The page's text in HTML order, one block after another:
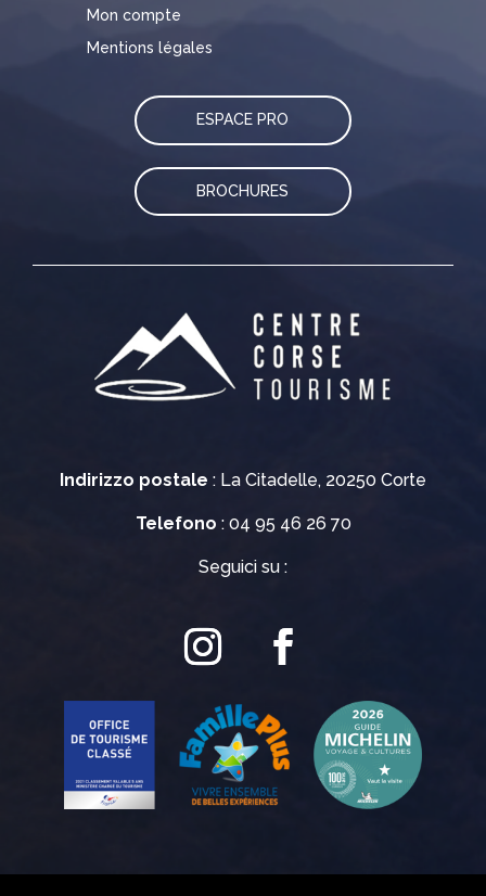
Indirizzo postale : La Citadelle, 20250 Corte
Telefono : 04 95 46 26 70
Seguici su :
Mon compte
Mentions légales
ESPACE PRO
BROCHURES